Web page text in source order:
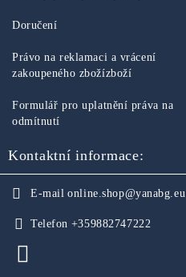
Doručení
Právo na reklamaci a vrácení
zakoupeného zbožízboží
Formulář pro uplatnění práva na
odmítnutí
Kontaktní informace:
E-mail online.shop@yanabg.eu
Telefon +359882747222